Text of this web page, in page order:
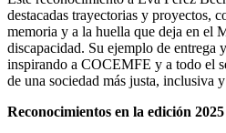
destacadas trayectorias y proyectos,
memoria y a la huella que deja en el
discapacidad. Su ejemplo de entrega
inspirando a COCEMFE y a todo el
de una sociedad más justa, inclusiva
Reconocimientos en la edición